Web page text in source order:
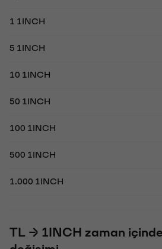
1 1INCH
5 1INCH
10 1INCH
50 1INCH
100 1INCH
500 1INCH
1.000 1INCH
TL → 1INCH zaman